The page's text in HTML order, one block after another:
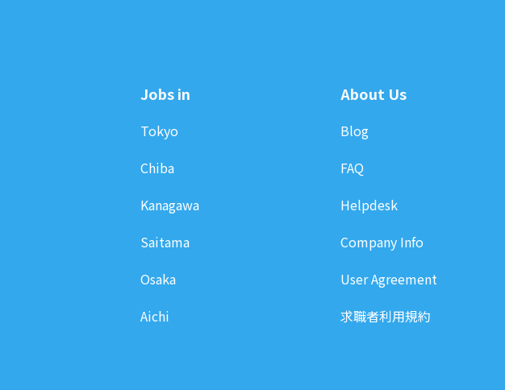
Jobs in
Tokyo
Chiba
Kanagawa
Saitama
Osaka
Aichi
About Us
Blog
FAQ
Helpdesk
Company Info
User Agreement
求職者利用規約